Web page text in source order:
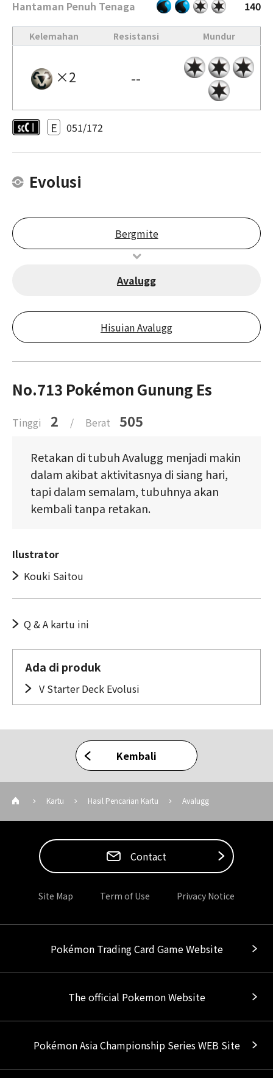
Hantaman Penuh Tenaga
140
Kelemahan Resistansi Mundur
×2 --
E 051/172
Evolusi
Bergmite
Avalugg
Hisuian Avalugg
No.713 Pokémon Gunung Es
Tinggi 2 / Berat 505
Retakan di tubuh Avalugg menjadi makin
dalam akibat aktivitasnya di siang hari,
tapi dalam semalam, tubuhnya akan
kembali tanpa retakan.
Ilustrator
Kouki Saitou
Q & A kartu ini
Ada di produk
V Starter Deck Evolusi
Kembali
Kartu Hasil Pencarian Kartu Avalugg
Contact
Site Map Term of Use Privacy Notice
Pokémon Trading Card Game Website
The official Pokemon Website
Pokémon Asia Championship Series WEB Site